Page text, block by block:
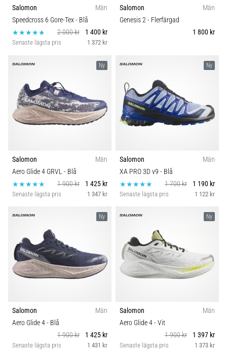
artiklar
Salomon
Män
Speedcross 6 Gore-Tex- Blå
2 000 kr
1 400 kr
Senaste lägsta pris 1 372 kr
Salomon
Män
Genesis 2- Flerfärgad
1 800 kr
Ny
Salomon
Män
Aero Glide 4 GRVL - Blå
1 900 kr
1 425 kr
Senaste lägsta pris 1 347 kr
Ny
Salomon
Män
XA PRO 3D v9 - Blå
1 700 kr
1 190 kr
Senaste lägsta pris 1 122 kr
Ny
Salomon
Män
Aero Glide 4- Blå
1 900 kr
1 425 kr
Senaste lägsta pris 1 431 kr
Ny
Salomon
Män
Aero Glide 4- Vit
1 900 kr
1 397 kr
Senaste lägsta pris 1 373 kr